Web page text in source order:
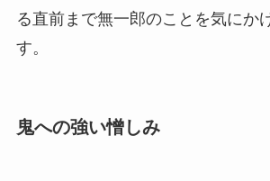
る直前まで無一郎のことを気にか
す。
鬼への強い憎しみ